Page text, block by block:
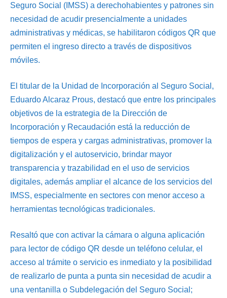
Seguro Social (IMSS) a derechohabientes y patrones sin
necesidad de acudir presencialmente a unidades
administrativas y médicas, se habilitaron códigos QR que
permiten el ingreso directo a través de dispositivos
móviles.
El titular de la Unidad de Incorporación al Seguro Social,
Eduardo Alcaraz Prous, destacó que entre los principales
objetivos de la estrategia de la Dirección de
Incorporación y Recaudación está la reducción de
tiempos de espera y cargas administrativas, promover la
digitalización y el autoservicio, brindar mayor
transparencia y trazabilidad en el uso de servicios
digitales, además ampliar el alcance de los servicios del
IMSS, especialmente en sectores con menor acceso a
herramientas tecnológicas tradicionales.
Resaltó que con activar la cámara o alguna aplicación
para lector de código QR desde un teléfono celular, el
acceso al trámite o servicio es inmediato y la posibilidad
de realizarlo de punta a punta sin necesidad de acudir a
una ventanilla o Subdelegación del Seguro Social;